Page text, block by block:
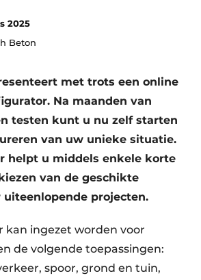
2025
Beton
met trots een online
Na maanden van
testen kunt u nu zelf starten
van uw unieke situatie.
helpt u middels enkele korte
van de geschikte
uiteenlopende projecten.
kan ingezet worden voor
de volgende toepassingen:
spoor, grond en tuin,